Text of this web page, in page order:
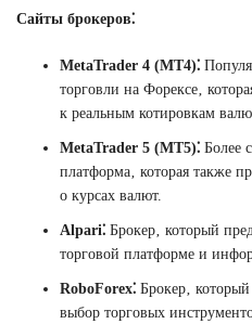
Сайты брокеров⁚
MetaTrader 4 (MT4)⁚
торговли на Форексе‚
к реальным котировкам
MetaTrader 5 (MT5)⁚ Более
платформа‚ которая также
о курсах валют.
Alpari⁚ Брокер‚ который
торговой платформе и
RoboForex⁚ Брокер‚
выбор торговых